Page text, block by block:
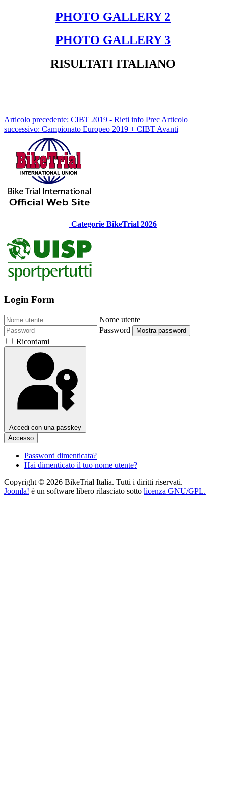
PHOTO GALLERY 2
PHOTO GALLERY 3
RISULTATI ITALIANO
Articolo precedente: CIBT 2019 - Rieti info Prec Articolo
successivo: Campionato Europeo 2019 + CIBT Avanti
Categorie BikeTrial 2026
Login Form
Nome utente
Password
Mostra password
Ricordami
Accedi con una passkey
Accesso
Password dimenticata?
Hai dimenticato il tuo nome utente?
Copyright © 2026 BikeTrial Italia. Tutti i diritti riservati.
Joomla! è un software libero rilasciato sotto licenza GNU/GPL.